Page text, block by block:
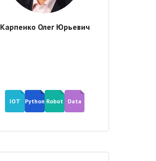
Карпенко Олег Юрьевич
IOT Python Robot Data